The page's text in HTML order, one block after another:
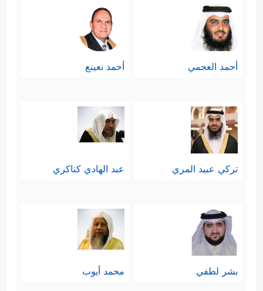
أحمد العجمي أحمد نعينع
تركي عبيد المري عبد الهادي كناكري
بشر لطفي محمد أيوب